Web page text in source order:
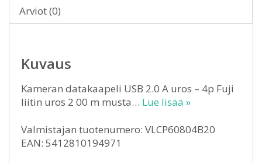
Arviot (0)
Kuvaus
Kameran datakaapeli USB 2.0 A uros – 4p Fuji
liitin uros 2 00 m musta… Lue lisää »
Valmistajan tuotenumero: VLCP60804B20
EAN: 5412810194971